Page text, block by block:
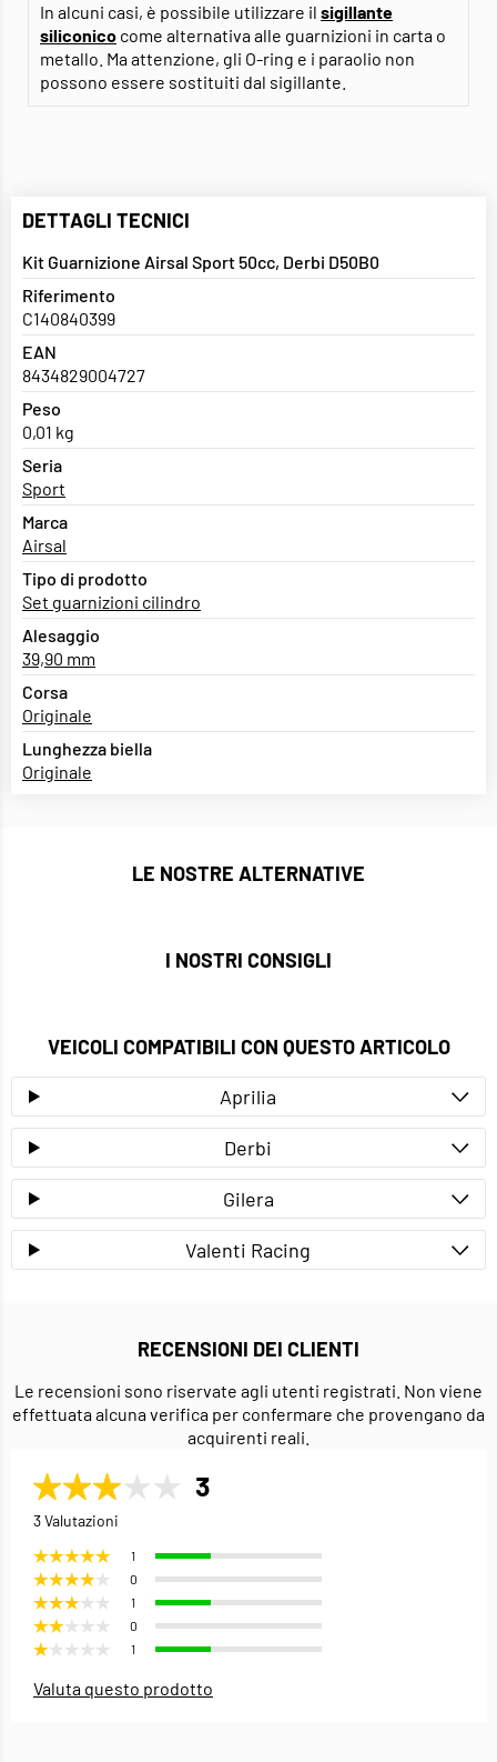
In alcuni casi, è possibile utilizzare il sigillante
siliconico come alternativa alle guarnizioni in carta o
metallo. Ma attenzione, gli O-ring e i paraolio non
possono essere sostituiti dal sigillante.
DETTAGLI TECNICI
Kit Guarnizione Airsal Sport 50cc, Derbi D50B0
Riferimento
C140840399
EAN
8434829004727
Peso
0,01 kg
Seria
Sport
Marca
Airsal
Tipo di prodotto
Set guarnizioni cilindro
Alesaggio
39,90 mm
Corsa
Originale
Lunghezza biella
Originale
LE NOSTRE ALTERNATIVE
I NOSTRI CONSIGLI
VEICOLI COMPATIBILI CON QUESTO ARTICOLO
Aprilia
Derbi
Gilera
Valenti Racing
RECENSIONI DEI CLIENTI
Le recensioni sono riservate agli utenti registrati. Non viene
effettuata alcuna verifica per confermare che provengano da
acquirenti reali.
3
3 Valutazioni
1
0
1
0
1
Valuta questo prodotto